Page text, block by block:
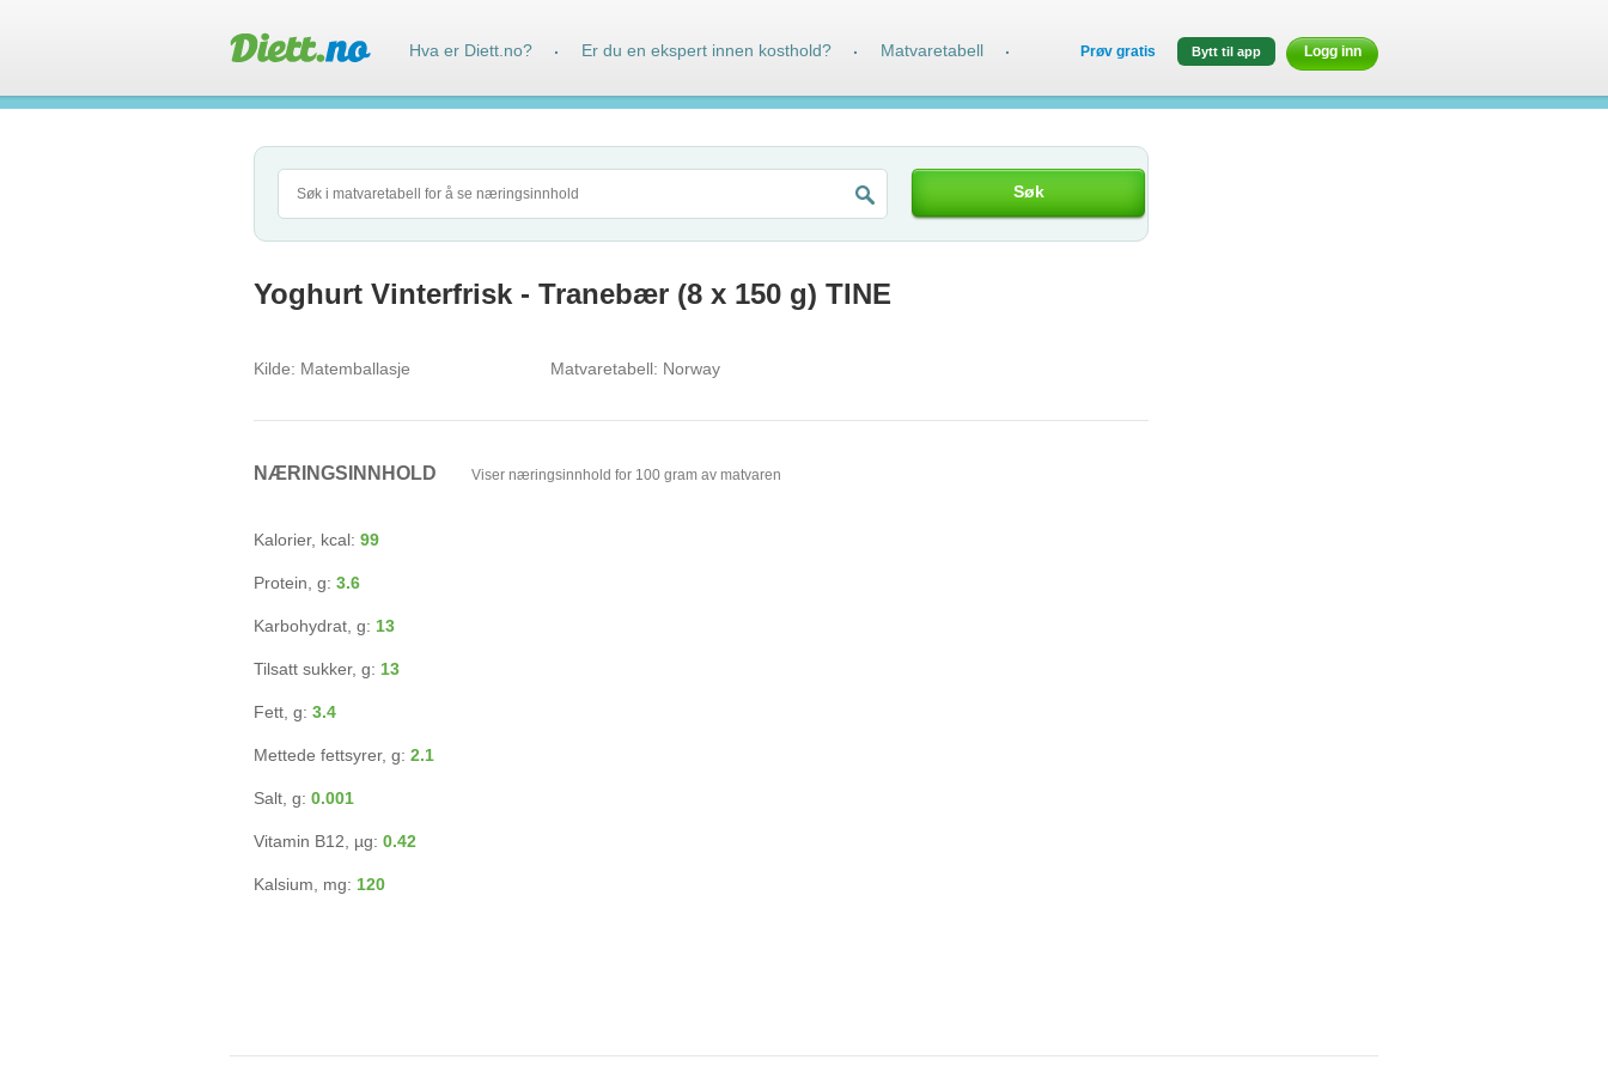
Søk
Yoghurt Vinterfrisk - Tranebær (8 x 150 g) TINE
Kilde: Matemballasje Matvaretabell: Norway
NÆRINGSINNHOLD Viser næringsinnhold for 100 gram av matvaren
Kalorier, kcal: 99
Protein, g: 3.6
Karbohydrat, g: 13
Tilsatt sukker, g: 13
Fett, g: 3.4
Mettede fettsyrer, g: 2.1
Salt, g: 0.001
Vitamin B12, µg: 0.42
Kalsium, mg: 120
Hva er Diett.no? · Er du en ekspert innen kosthold? · Matvaretabell · Prøv gratis Bytt til app Logg inn